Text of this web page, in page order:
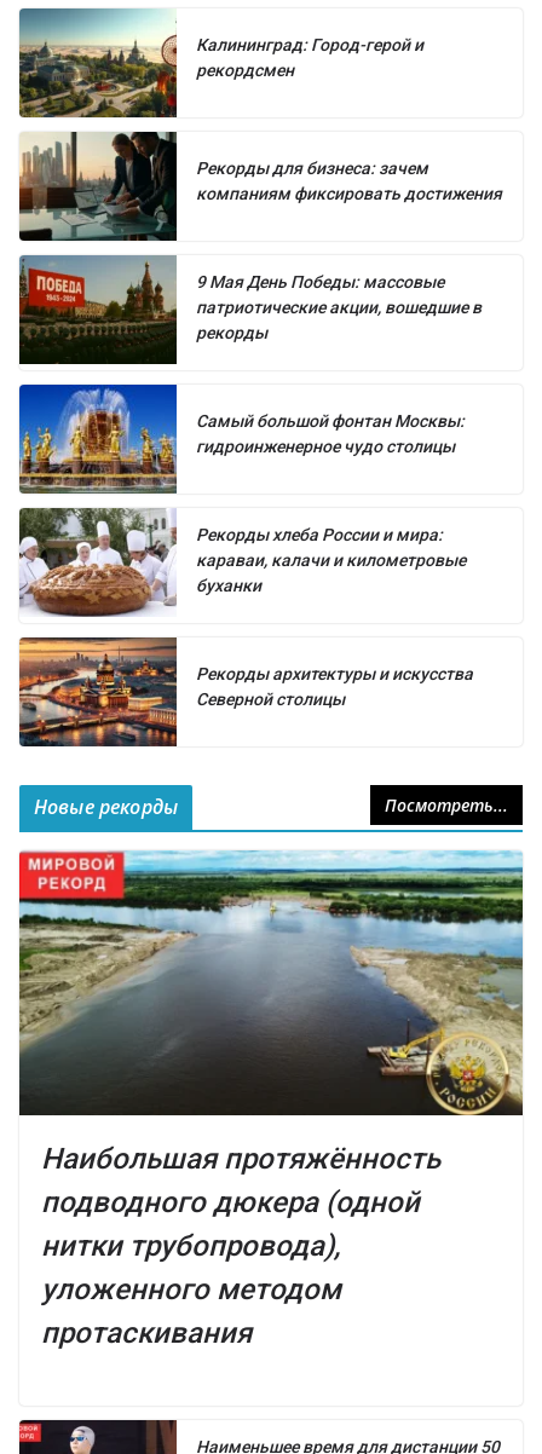
Калининград: Город-герой и
рекордсмен
Рекорды для бизнеса: зачем
компаниям фиксировать достижения
9 Мая День Победы: массовые
патриотические акции, вошедшие в
рекорды
Самый большой фонтан Москвы:
гидроинженерное чудо столицы
Рекорды хлеба России и мира:
караваи, калачи и километровые
буханки
Рекорды архитектуры и искусства
Северной столицы
Новые рекорды Посмотреть...
Наибольшая протяжённость
подводного дюкера (одной
нитки трубопровода),
уложенного методом
протаскивания
Наименьшее время для дистанции 50